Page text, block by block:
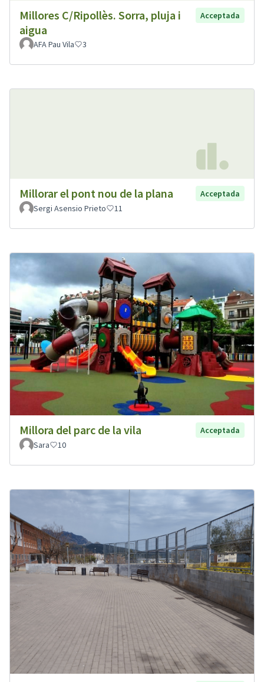
Millores C/Ripollès. Sorra, pluja i
aigua
Acceptada
AFA Pau Vila 3
Millorar el pont nou de la plana
Acceptada
Sergi Asensio Prieto
11
Millora del parc de la vila
Acceptada
Sara
10